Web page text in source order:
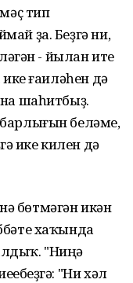
тип
ҙа. Беҙгә ни,
- йылан ите
ғаиләһен дә
шаһитбыҙ.
беләме,
ике килен дә
бөтмәгән икән
хаҡында
"Ниңә
"Ни хәл